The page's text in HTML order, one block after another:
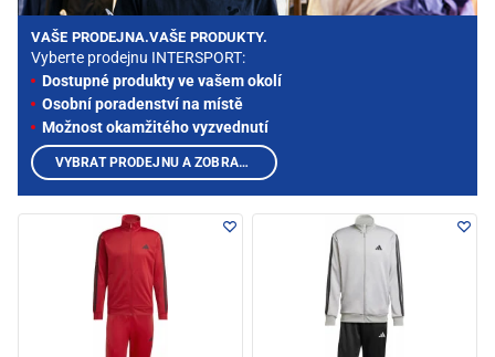
VAŠE PRODEJNA.VAŠE PRODUKTY.
Vyberte prodejnu INTERSPORT:
Dostupné produkty ve vašem okolí
Osobní poradenství na místě
Možnost okamžitého vyzvednutí
VYBRAT PRODEJNU A ZOBRAZIT PRODUKTY